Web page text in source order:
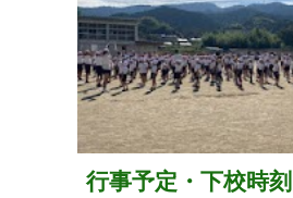
行事予定・下校時刻